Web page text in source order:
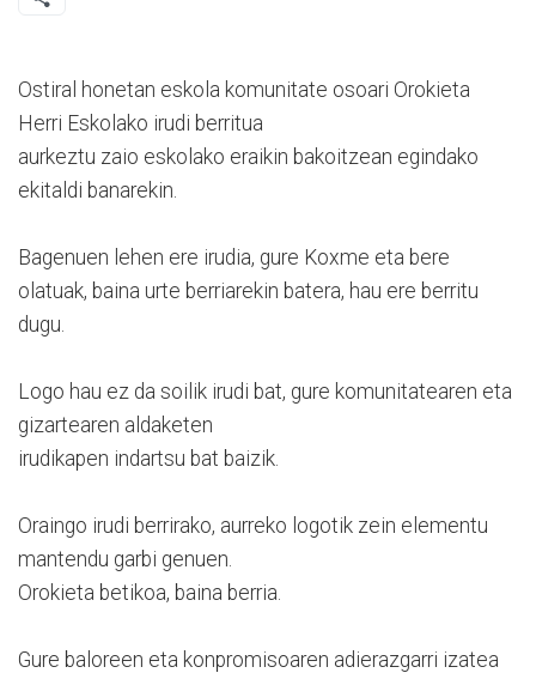
Ostiral honetan eskola komunitate osoari Orokieta
Herri Eskolako irudi berritua
aurkeztu zaio eskolako eraikin bakoitzean egindako
ekitaldi banarekin.
Bagenuen lehen ere irudia, gure Koxme eta bere
olatuak, baina urte berriarekin batera, hau ere berritu
dugu.
Logo hau ez da soilik irudi bat, gure komunitatearen eta
gizartearen aldaketen
irudikapen indartsu bat baizik.
Oraingo irudi berrirako, aurreko logotik zein elementu
mantendu garbi genuen.
Orokieta betikoa, baina berria.
Gure baloreen eta konpromisoaren adierazgarri izatea